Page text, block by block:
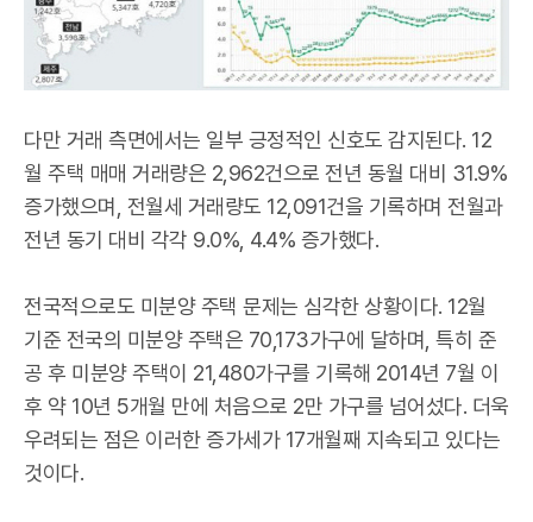
다만 거래 측면에서는 일부 긍정적인 신호도 감지된다. 12
월 주택 매매 거래량은 2,962건으로 전년 동월 대비 31.9%
증가했으며, 전월세 거래량도 12,091건을 기록하며 전월과
전년 동기 대비 각각 9.0%, 4.4% 증가했다.
전국적으로도 미분양 주택 문제는 심각한 상황이다. 12월
기준 전국의 미분양 주택은 70,173가구에 달하며, 특히 준
공 후 미분양 주택이 21,480가구를 기록해 2014년 7월 이
후 약 10년 5개월 만에 처음으로 2만 가구를 넘어섰다. 더욱
우려되는 점은 이러한 증가세가 17개월째 지속되고 있다는
것이다.